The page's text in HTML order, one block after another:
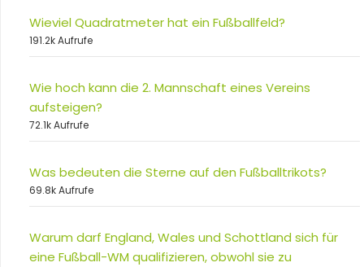
Wieviel Quadratmeter hat ein Fußballfeld?
191.2k Aufrufe
Wie hoch kann die 2. Mannschaft eines Vereins
aufsteigen?
72.1k Aufrufe
Was bedeuten die Sterne auf den Fußballtrikots?
69.8k Aufrufe
Warum darf England, Wales und Schottland sich für
eine Fußball-WM qualifizieren, obwohl sie zu